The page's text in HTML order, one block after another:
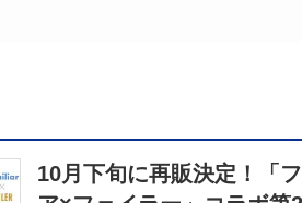
10月下旬に再販決定！「